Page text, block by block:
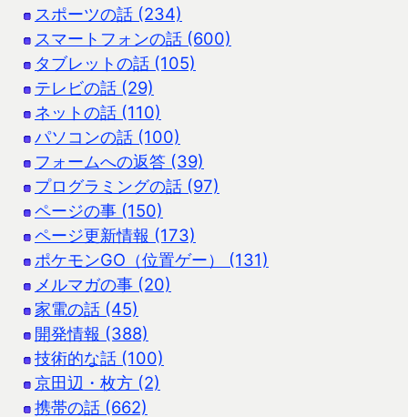
スポーツの話 (234)
スマートフォンの話 (600)
タブレットの話 (105)
テレビの話 (29)
ネットの話 (110)
パソコンの話 (100)
フォームへの返答 (39)
プログラミングの話 (97)
ページの事 (150)
ページ更新情報 (173)
ポケモンGO（位置ゲー） (131)
メルマガの事 (20)
家電の話 (45)
開発情報 (388)
技術的な話 (100)
京田辺・枚方 (2)
携帯の話 (662)